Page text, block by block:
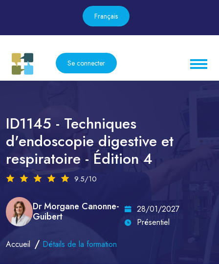
Français
Se connecter
ID1145 - Techniques
d'endoscopie digestive et
respiratoire - Édition 4
9.5/10
Dr Morgane Canonne-
Guibert
28/01/2027
Présentiel
Accueil
Détails de la formation